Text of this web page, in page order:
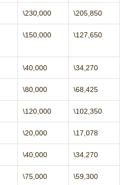
\230,000 \205,850
\150,000 \127,650
\40,000 \34,270
\80,000 \68,425
\120,000 \102,350
\20,000 \17,078
\40,000 \34,270
\75,000 \59,300